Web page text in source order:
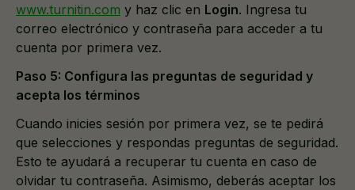
www.turnitin.com y haz clic en Login. Ingresa tu
correo electrónico y contraseña para acceder a tu
cuenta por primera vez.
Paso 5: Configura las preguntas de seguridad y
acepta los términos
Cuando inicies sesión por primera vez, se te pedirá
que selecciones y respondas preguntas de seguridad.
Esto te ayudará a recuperar tu cuenta en caso de
olvidar tu contraseña. Asimismo, deberás aceptar los